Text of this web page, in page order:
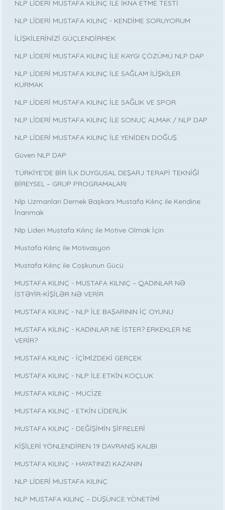
NLP LİDERİ MUSTAFA KILINÇ İLE İKNA ETME TESTİ
NLP LİDERİ MUSTAFA KILINÇ - KENDİME SORUYORUM
İLİŞKİLERİNİZİ GÜÇLENDİRMEK
NLP LİDERİ MUSTAFA KILINÇ İLE KAYGI ÇÖZÜMÜ NLP DAP
NLP LİDERİ MUSTAFA KILINÇ İLE SAĞLAM İLİŞKİLER
KURMAK
NLP LİDERİ MUSTAFA KILINÇ İLE SAĞLIK VE SPOR
NLP LİDERİ MUSTAFA KILINÇ İLE SONUÇ ALMAK / NLP DAP
NLP LİDERİ MUSTAFA KILINÇ İLE YENİDEN DOĞUŞ
Güven NLP DAP
TÜRKİYE’DE BİR İLK DUYGUSAL DEŞARJ TERAPİ TEKNİĞİ
BİREYSEL – GRUP PROGRAMALARI
Nlp Uzmanları Dernek Başkanı Mustafa Kılınç ile Kendine
İnanmak
Nlp Lideri Mustafa Kılınç ile Motive Olmak İçin
Mustafa Kılınç ile Motivasyon
Mustafa Kılınç ile Coşkunun Gücü
MUSTAFA KILINÇ - MUSTAFA KILNIÇ – QADINLAR NƏ
İSTƏYİR-KİŞİLƏR NƏ VERİR
MUSTAFA KILINÇ - NLP İLE BAŞARININ İÇ OYUNU
MUSTAFA KILINÇ - KADINLAR NE İSTER? ERKEKLER NE
VERİR?
MUSTAFA KILINÇ - İÇİMİZDEKİ GERÇEK
MUSTAFA KILINÇ - NLP İLE ETKİN KOÇLUK
MUSTAFA KILINÇ - MUCİZE
MUSTAFA KILINÇ - ETKİN LİDERLİK
MUSTAFA KILINÇ - DEĞİŞİMİN ŞİFRELERİ
KİŞİLERİ YÖNLENDİREN 19 DAVRANIŞ KALIBI
MUSTAFA KILINÇ - HAYATINIZI KAZANIN
NLP LİDERİ MUSTAFA KILINÇ
NLP MUSTAFA KILINÇ – DÜŞÜNCE YÖNETİMİ